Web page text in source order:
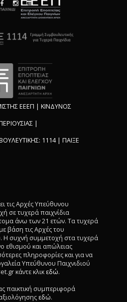
ΕΕΕΠ | ΚΙΝΔΥΝΟΣ
|
1114 | ΠΑΙΞΕ
τις Αρχές Υπεύθυνου
σε τυχερά παιχνίδια
άνω των 21 ετών. Τα τυχερά
βάση τις Αρχές του
Η συχνή συμμετοχή στα τυχερά
εθισμού και απώλειας
πληροφορίες και για να
Υπεύθυνου Παιχνιδιού
κάντε κλικ εδώ.
παικτική συμπεριφορά
εδώ.